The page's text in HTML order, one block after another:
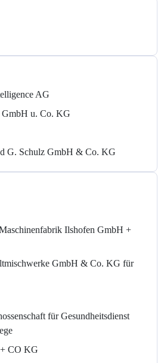
AG
u. Co. KG
G. Schulz GmbH & Co. KG
Ilshofen GmbH +
GmbH & Co. KG für
für Gesundheitsdienst
CO KG